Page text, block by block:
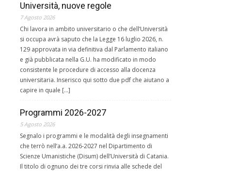
Università, nuove regole
7 Agosto 2026
Chi lavora in ambito universitario o che dell’Università
si occupa avrà saputo che la Legge 16 luglio 2026, n.
129 approvata in via definitiva dal Parlamento italiano
e già pubblicata nella G.U. ha modificato in modo
consistente le procedure di accesso alla docenza
universitaria. Inserisco qui sotto due pdf che aiutano a
capire in quale […]
Programmi 2026-2027
5 Agosto 2026
Segnalo i programmi e le modalità degli insegnamenti
che terrò nell’a.a. 2026-2027 nel Dipartimento di
Scienze Umanistiche (Disum) dell’Università di Catania.
Il titolo di ognuno dei tre corsi rinvia alle schede del